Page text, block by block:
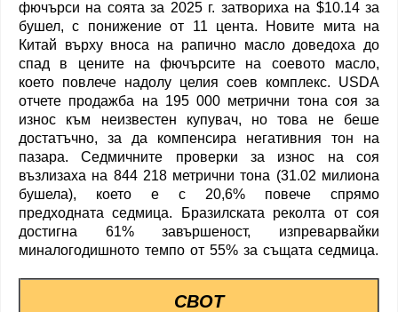
фючърси на соята за 2025 г. затвориха на $10.14 за
бушел, с понижение от 11 цента. Новите мита на
Китай върху вноса на рапично масло доведоха до
спад в цените на фючърсите на соевото масло,
което повлече надолу целия соев комплекс. USDA
отчете продажба на 195 000 метрични тона соя за
износ към неизвестен купувач, но това не беше
достатъчно, за да компенсира негативния тон на
пазара. Седмичните проверки за износ на соя
възлизаха на 844 218 метрични тона (31.02 милиона
бушела), което е с 20,6% повече спрямо
предходната седмица. Бразилската реколта от соя
достигна 61% завършеност, изпреварвайки
миналогодишното темпо от 55% за същата седмица.
CBOT